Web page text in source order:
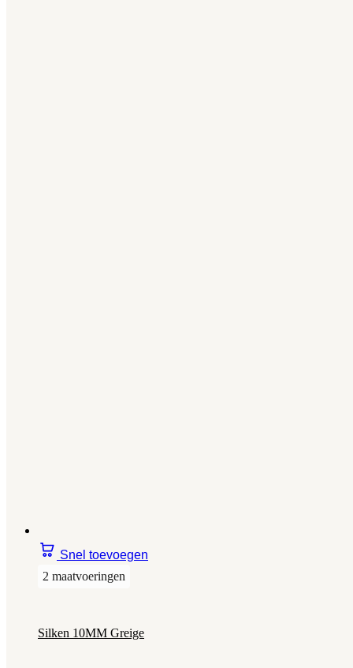
Snel toevoegen
2 maatvoeringen
Silken 10MM Greige